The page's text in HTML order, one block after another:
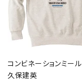
コンビネーションミール
久保建英